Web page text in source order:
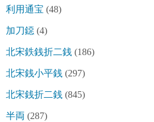
利用通宝 (48)
加刀鐚 (4)
北宋鉄銭折二銭 (186)
北宋銭小平銭 (297)
北宋銭折二銭 (845)
半両 (287)